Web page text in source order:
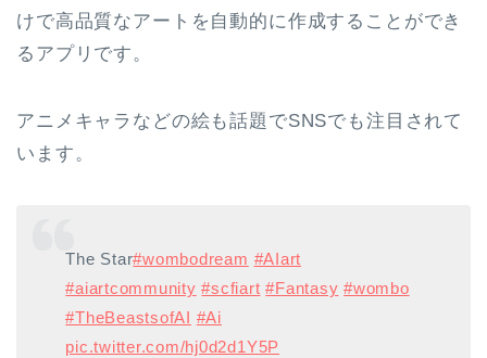
けで高品質なアートを自動的に作成することができ
るアプリです。
アニメキャラなどの絵も話題でSNSでも注目されて
います。
The Star#wombodream #AIart
#aiartcommunity #scfiart #Fantasy #wombo
#TheBeastsofAI #Ai
pic.twitter.com/hj0d2d1Y5P